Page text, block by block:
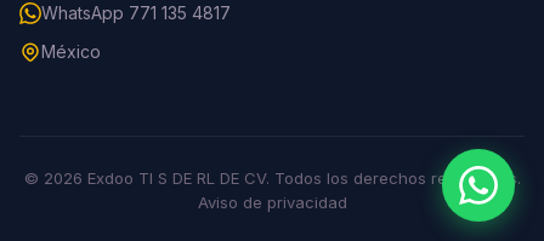
WhatsApp 771 135 4817
México
© 2026 Exdoo TI S DE RL DE CV. Todos los derechos reservados.
Aviso de privacidad